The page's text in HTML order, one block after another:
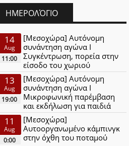
ΗΜΕΡΟΛΌΓΙΟ
14
Aug
11:00
[Μεσοχώρα] Αυτόνομη
συνάντηση αγώνα Ι
Συγκέντρωση, πορεία στην
είσοδο του χωριού
13
Aug
19:00
[Μεσοχώρα] Αυτόνομη
συνάντηση αγώνα Ι
Μικροφωνική παρέμβαση
και εκδήλωση για παιδιά
11
Aug
0:00
[Μεσοχώρα]
Αυτοοργανωμένο κάμπινγκ
στην όχθη του ποταμού